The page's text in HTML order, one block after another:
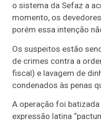
o sistema da Sefaz a
momento, os
porém essa intenção
Os suspeitos estão
de crimes contra a
fiscal) e lavagem de
condenados às penas
A operação foi
expressão latina